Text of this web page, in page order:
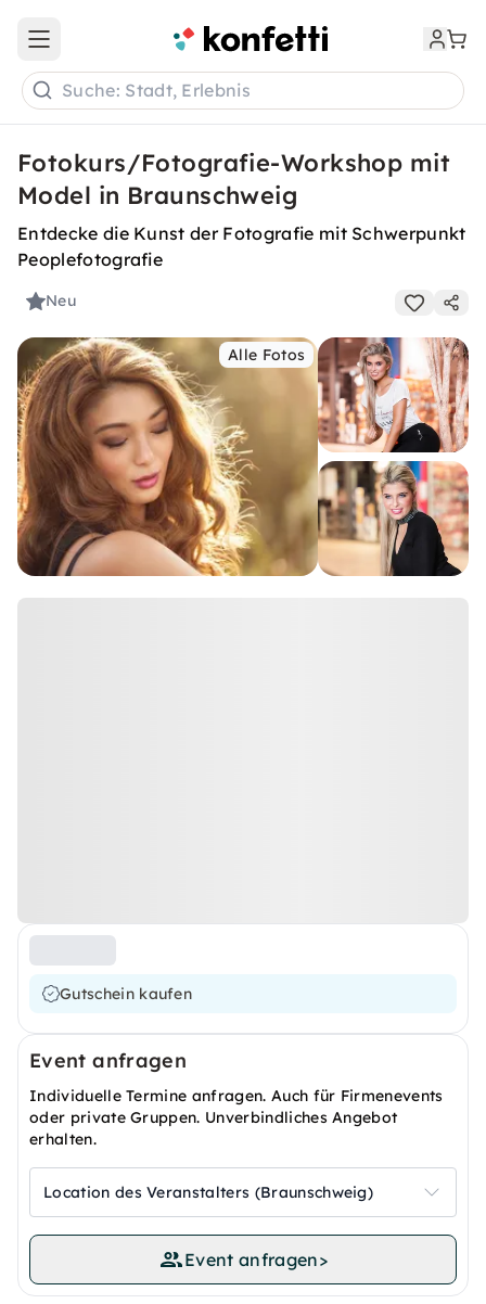
Open main menu
Suche: Stadt, Erlebnis
Fotokurs/Fotografie-Workshop mit
Model in Braunschweig
Entdecke die Kunst der Fotografie mit Schwerpunkt
Peoplefotografie
Neu
Alle Fotos
Gutschein kaufen
Event anfragen
Individuelle Termine anfragen. Auch für Firmenevents
oder private Gruppen. Unverbindliches Angebot
erhalten.
Location des Veranstalters (Braunschweig)
Event anfragen>